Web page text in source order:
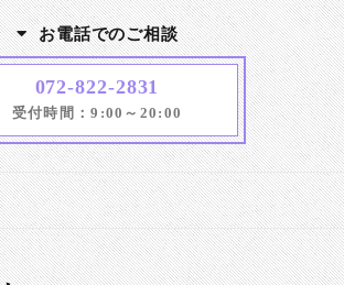
お電話でのご相談
072-822-2831
受付時間：9:00～20:00